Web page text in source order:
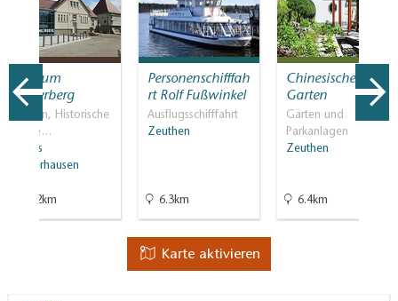
Museum
Funkerberg
Museen, Historische
Baude…
Königs
Wusterhausen
10.2km
Personenschifffah
rt Rolf Fußwinkel
Ausflugsschifffahrt
Zeuthen
6.3km
Chinesischer
Garten
Gärten und
Parkanlagen
Zeuthen
6.4km
Karte aktivieren